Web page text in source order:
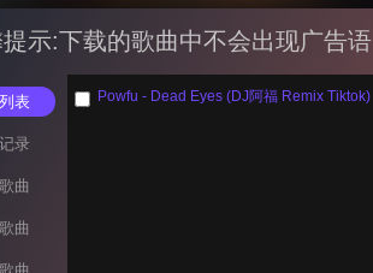
示:下载的歌曲中不会出现广告语
表
录
曲
曲
Powfu - Dead Eyes (DJ阿福 Remix Tiktok)